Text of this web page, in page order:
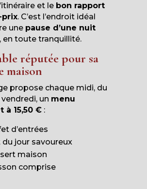
et le bon rapport
. C’est l’endroit idéal
une pause d’une nuit
en toute tranquillité.
réputée pour sa
maison
propose chaque midi, du
un menu
à 15,50 €:
d’entrées
du jour savoureux
maison
comprise